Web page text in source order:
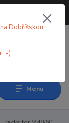
Menu
Dobříšskou
:-)